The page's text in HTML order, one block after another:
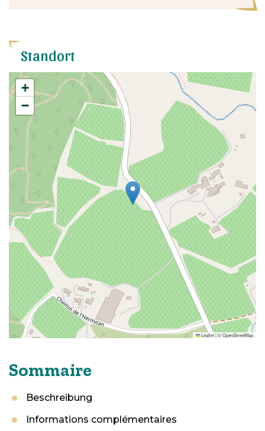
Sommaire
Beschreibung
Informations complémentaires
Standort
+
−
Leaflet|©OpenStreetMap